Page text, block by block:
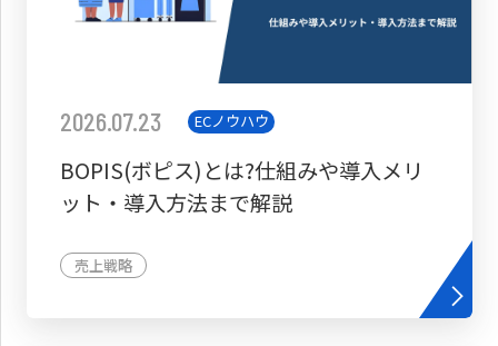
2026.07.23 ECノウハウ
BOPIS(ボピス)とは?仕組みや導入メリ
ット・導入方法まで解説
売上戦略